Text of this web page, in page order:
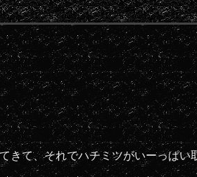
きて、それでハチミツがいーっぱい